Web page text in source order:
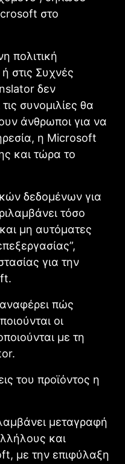
στο
πολιτική
στις Συχνές
δεν
συνομιλίες θα
άνθρωποι για να
η Microsoft
και τώρα το
δεδομένων για
τόσο
μη αυτόματες
για την
αναφέρει πώς
οι
με τη
του προϊόντος η
μεταγραφή
και
με την επιφύλαξη